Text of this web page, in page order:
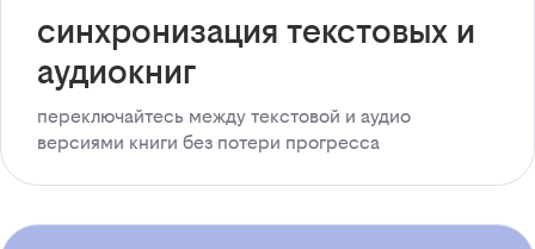
синхронизация текстовых и
аудиокниг
переключайтесь между текстовой и аудио
версиями книги без потери прогресса